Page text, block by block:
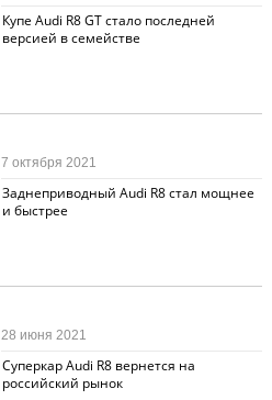
Купе Audi R8 GT стало последней
версией в семействе
Заднеприводный Audi R8 стал мощнее
и быстрее
7 октября 2021
Суперкар Audi R8 вернется на
российский рынок
28 июня 2021